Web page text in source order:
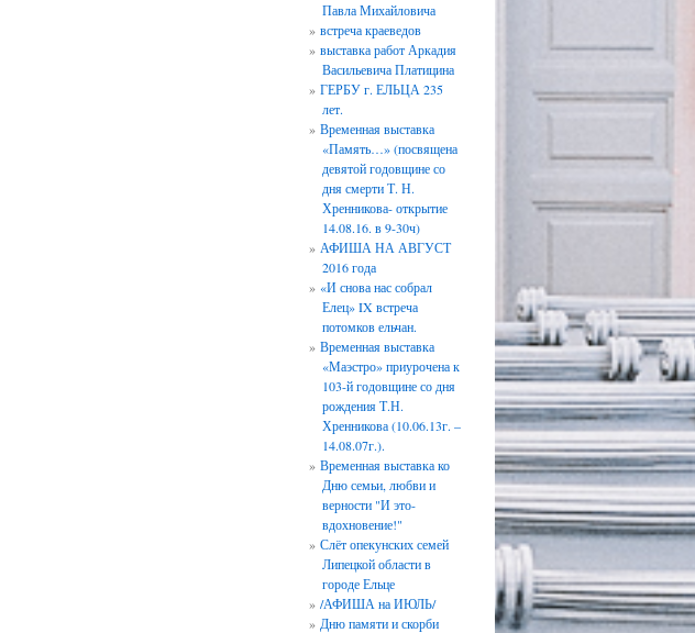
Павла Михайловича
встреча краеведов
выставка работ Аркадия
Васильевича Платицина
ГЕРБУ г. ЕЛЬЦА 235
лет.
Временная выставка
«Память…» (посвящена
девятой годовщине со
дня смерти Т. Н.
Хренникова- открытие
14.08.16. в 9-30ч)
АФИША НА АВГУСТ
2016 года
«И снова нас собрал
Елец» IX встреча
потомков ельчан.
Временная выставка
«Маэстро» приурочена к
103-й годовщине со дня
рождения Т.Н.
Хренникова (10.06.13г. –
14.08.07г.).
Временная выставка ко
Дню семьи, любви и
верности "И это-
вдохновение!"
Слёт опекунских семей
Липецкой области в
городе Ельце
/АФИША на ИЮЛЬ/
Дню памяти и скорби